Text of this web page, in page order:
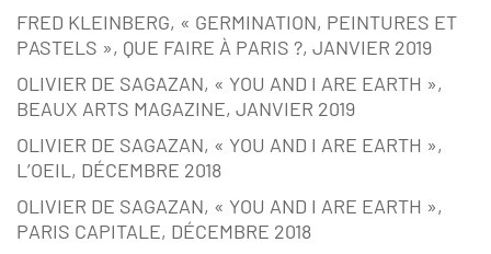
FRED KLEINBERG, « GERMINATION, PEINTURES ET
PASTELS », QUE FAIRE À PARIS ?, JANVIER 2019
OLIVIER DE SAGAZAN, « YOU AND I ARE EARTH »,
BEAUX ARTS MAGAZINE, JANVIER 2019
OLIVIER DE SAGAZAN, « YOU AND I ARE EARTH »,
L’OEIL, DÉCEMBRE 2018
OLIVIER DE SAGAZAN, « YOU AND I ARE EARTH »,
PARIS CAPITALE, DÉCEMBRE 2018